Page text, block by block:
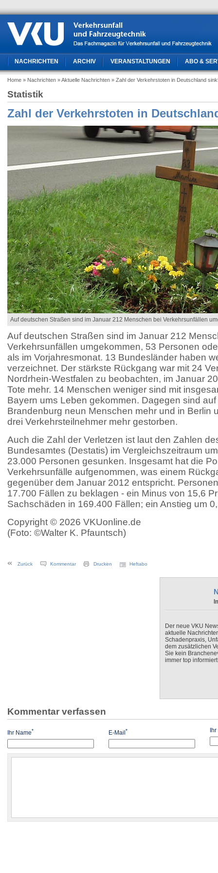
NACHRICHTEN ARCHIV VERANSTALTUNGEN ABO &
Home » Nachrichten » Aktuelle Nachrichten » Zahl der Verkehrstoten in Deutschland
Statistik
Zahl der Verkehrstoten in
Auf deutschen Straßen sind im Januar 212 Menschen bei Verkehrsunfällen
Auf deutschen Straßen sind im Januar 212
Verkehrsunfällen umgekommen, 53 Personen
als im Vorjahresmonat. 13 Bundesländer haben
verzeichnet. Der stärkste Rückgang war mit 24
Nordrhein-Westfalen zu beobachten, im Januar
Tote mehr. 14 Menschen weniger sind mit
Bayern ums Leben gekommen. Dagegen sind
Brandenburg neun Menschen mehr und in Berlin
drei Verkehrsteilnehmer mehr gestorben.
Auch die Zahl der Verletzen ist laut den Zahlen
Bundesamtes (Destatis) im Vergleichszeitraum
23.000 Personen gesunken. Insgesamt hat die
Verkehrsunfälle aufgenommen, was einem
gegenüber dem Januar 2012 entspricht.
17.700 Fällen zu beklagen - ein Minus von 15,6
Sachschäden in 169.400 Fällen; ein Anstieg um
Copyright © 2026 VKUonline.de
(Foto: ©Walter K. Pfauntsch)
Zurück Kommentar Drucken Heftabo
Der neue VKU
aktuelle
Schadenpraxis,
dem zusätzlichen
Sie kein
immer top
Kommentar verfassen
Ihr Name* E-Mail *